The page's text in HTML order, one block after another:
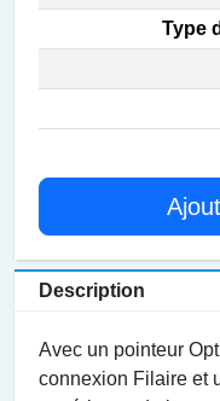
Type
Description
Avec un pointeur
connexion Filaire et